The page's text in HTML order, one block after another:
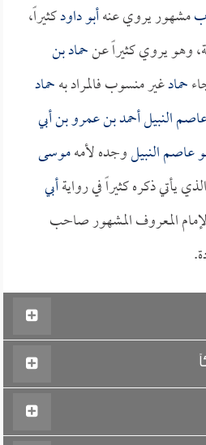
مشهور يروي عنهأبو داودكثيراً،
وهو يروي كثيراً عنحماد بن
حمادغير منسوب فالمراد بهحماد
النبيل أحمد بن عمرو بن أبي
عاصم النبيلوجده لأمهموسى
يأتي ذكره كثيراً في روايةأبي
المعروف المشهور صاحب